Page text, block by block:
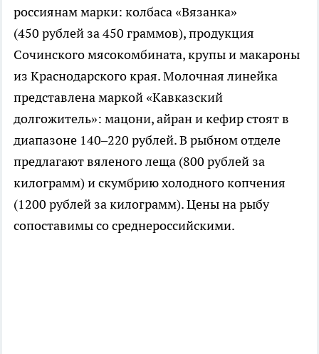
россиянам марки: колбаса «Вязанка»
(450 рублей за 450 граммов), продукция
Сочинского мясокомбината, крупы и макароны
из Краснодарского края. Молочная линейка
представлена маркой «Кавказский
долгожитель»: мацони, айран и кефир стоят в
диапазоне 140–220 рублей. В рыбном отделе
предлагают вяленого леща (800 рублей за
килограмм) и скумбрию холодного копчения
(1200 рублей за килограмм). Цены на рыбу
сопоставимы со среднероссийскими.